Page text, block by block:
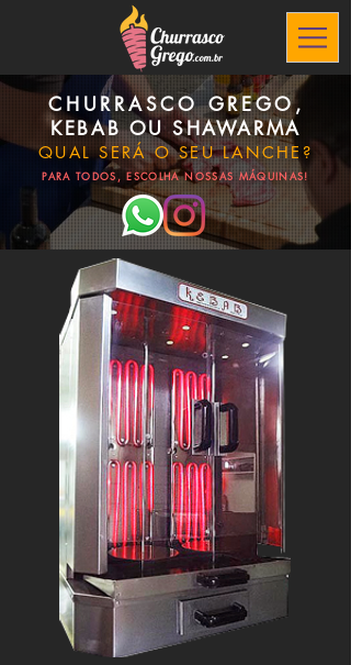
CHURRASCO GREGO,
KEBAB OU SHAWARMA
QUAL SERÁ O SEU LANCHE?
PARA TODOS ,ESCOLHA NOSSAS MÁQUINAS!